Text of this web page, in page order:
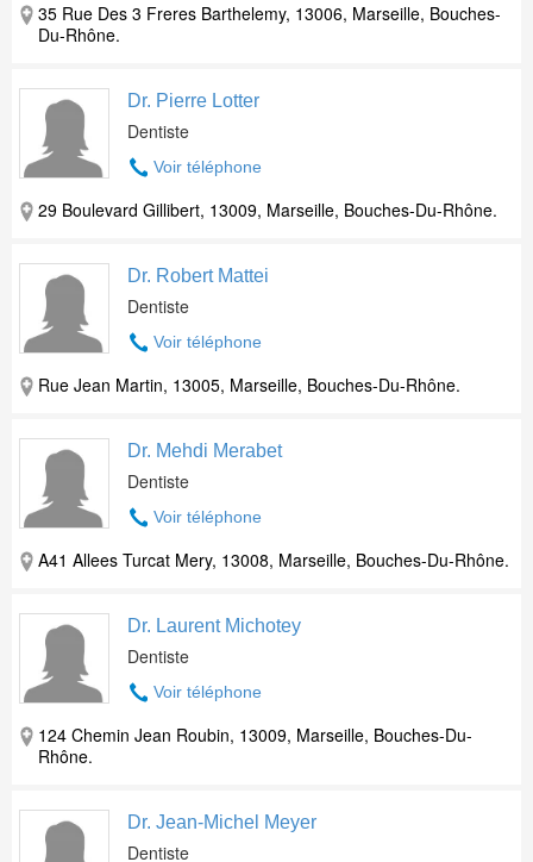
35 Rue Des 3 Freres Barthelemy, 13006, Marseille, Bouches-
Du-Rhône.
Dr. Pierre Lotter
Dentiste
Voir téléphone
29 Boulevard Gillibert, 13009, Marseille, Bouches-Du-Rhône.
Dr. Robert Mattei
Dentiste
Voir téléphone
Rue Jean Martin, 13005, Marseille, Bouches-Du-Rhône.
Dr. Mehdi Merabet
Dentiste
Voir téléphone
A41 Allees Turcat Mery, 13008, Marseille, Bouches-Du-Rhône.
Dr. Laurent Michotey
Dentiste
Voir téléphone
124 Chemin Jean Roubin, 13009, Marseille, Bouches-Du-
Rhône.
Dr. Jean-Michel Meyer
Dentiste